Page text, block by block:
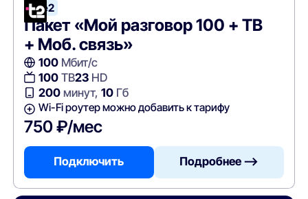
Tele2
Пакет «Мой разговор 100 + ТВ
+ Моб. связь»
100Мбит/с
100ТВ23HD
200минут, 10Гб
Wi-Fi роутер можно добавить к тарифу
750 ₽/мес
Подключить Подробнее —>